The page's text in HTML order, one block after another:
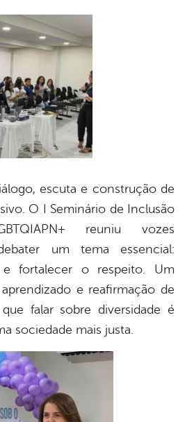
escuta e construção de
O I Seminário de Inclusão
reuniu vozes
um tema essencial:
fortalecer o respeito. Um
e reafirmação de
falar sobre diversidade é
sociedade mais justa.